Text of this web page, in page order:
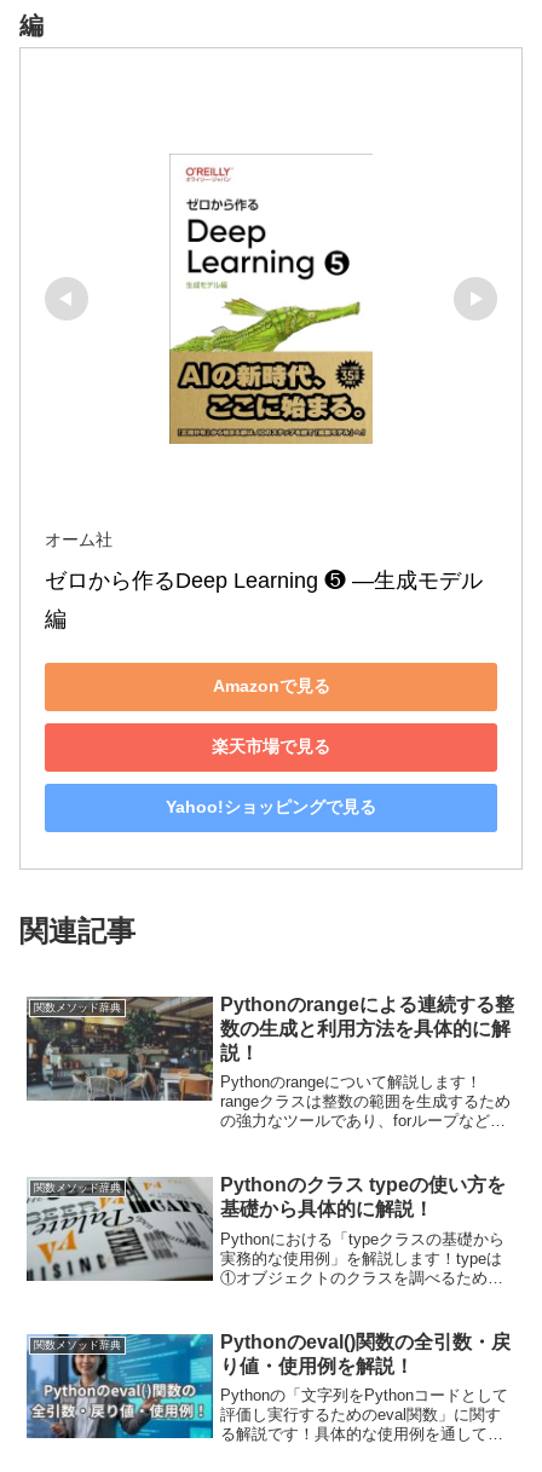
編
オーム社
ゼロから作るDeep Learning ❺ ―生成モデル
編
Amazonで見る
楽天市場で見る
Yahoo!ショッピングで見る
関連記事
関数メソッド辞典
Pythonのrangeによる連続する整
数の生成と利用方法を具体的に解
説！
Pythonのrangeについて解説します！
rangeクラスは整数の範囲を生成するため
の強力なツールであり、forループなどで
説しています！
関数メソッド辞典
Pythonのクラス typeの使い方を
基礎から具体的に解説！
Pythonにおける「typeクラスの基礎から
実務的な使用例」を解説します！typeは
①オブジェクトのクラスを調べるための
に動的なシステムやデータ駆動型アプリ
ケーションで非常に有効です！
関数メソッド辞典
Pythonのeval()関数の全引数・戻
り値・使用例を解説！
Pythonの「文字列をPythonコードとして
評価し実行するためのeval関数」に関す
る解説です！具体的な使用例を通して引